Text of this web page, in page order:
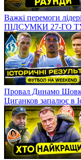
Важкі перемоги
ПІДСУМКИ 27-ГО
Провал Динамо
Циганков запалює в